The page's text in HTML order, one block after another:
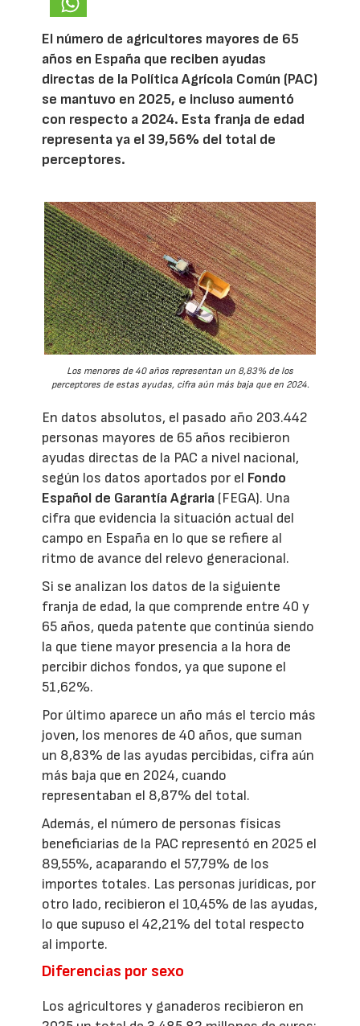
El número de agricultores mayores de 65
años en España que reciben ayudas
directas de la Política Agrícola Común (PAC)
se mantuvo en 2025, e incluso aumentó
con respecto a 2024. Esta franja de edad
representa ya el 39,56% del total de
perceptores.
Los menores de 40 años representan un 8,83% de los
perceptores de estas ayudas, cifra aún más baja que en 2024.
En datos absolutos, el pasado año 203.442
personas mayores de 65 años recibieron
ayudas directas de la PAC a nivel nacional,
según los datos aportados por el Fondo
Español de Garantía Agraria (FEGA). Una
cifra que evidencia la situación actual del
campo en España en lo que se refiere al
ritmo de avance del relevo generacional.
Si se analizan los datos de la siguiente
franja de edad, la que comprende entre 40 y
65 años, queda patente que continúa siendo
la que tiene mayor presencia a la hora de
percibir dichos fondos, ya que supone el
51,62%.
Por último aparece un año más el tercio más
joven, los menores de 40 años, que suman
un 8,83% de las ayudas percibidas, cifra aún
más baja que en 2024, cuando
representaban el 8,87% del total.
Además, el número de personas físicas
beneficiarias de la PAC representó en 2025 el
89,55%, acaparando el 57,79% de los
importes totales. Las personas jurídicas, por
otro lado, recibieron el 10,45% de las ayudas,
lo que supuso el 42,21% del total respecto
al importe.
Diferencias por sexo
Los agricultores y ganaderos recibieron en